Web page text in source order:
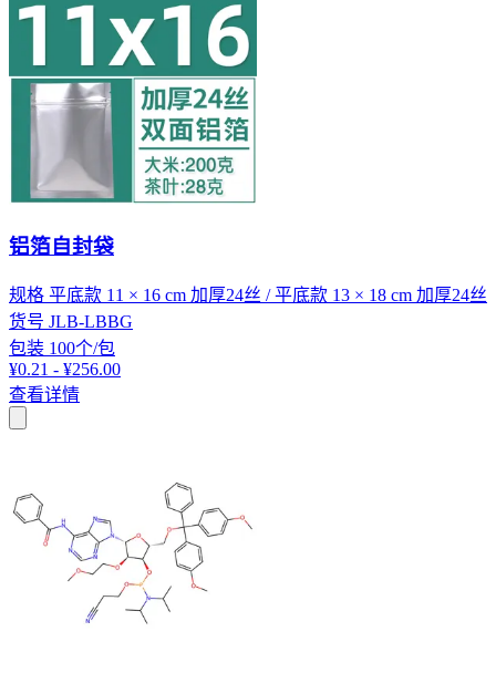
铝箔自封袋
规格 平底款 11 × 16 cm 加厚24丝 / 平底款 13 × 18 cm 加厚24丝
货号 JLB-LBBG
包装 100个/包
¥0.21 - ¥256.00
查看详情